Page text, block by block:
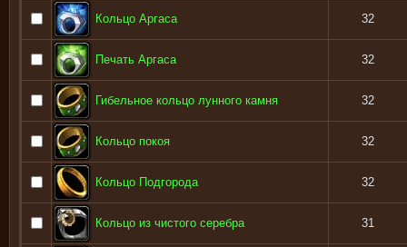
Кольцо Аргаса 32
Печать Аргаса 32
Гибельное кольцо лунного камня 32
Кольцо покоя 32
Кольцо Подгорода 32
Кольцо из чистого серебра 31